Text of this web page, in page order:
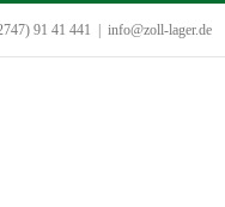
91 41 441 info@zoll-lager.de